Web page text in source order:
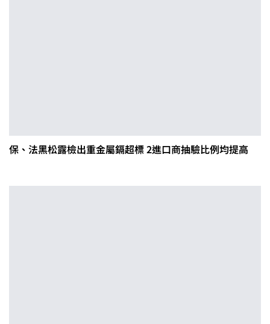
保、法黑松露檢出重金屬鎘超標 2進口商抽驗比例均提高